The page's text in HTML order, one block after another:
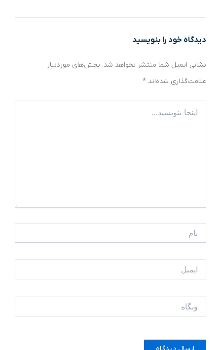
دیدگاه‌ خود را بنویسید
نشانی ایمیل شما منتشر نخواهد شد. بخش‌های موردنیاز
علامت‌گذاری شده‌اند *
بنویسید…